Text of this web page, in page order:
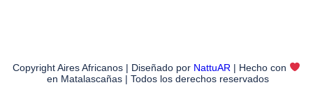
Copyright Aires Africanos | Diseñado por NattuAR | Hecho con
en Matalascañas | Todos los derechos reservados